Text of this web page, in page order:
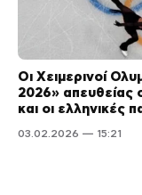
Οι Χειμερινοί
2026»
και οι ελληνικές
03.02.2026 — 15:21